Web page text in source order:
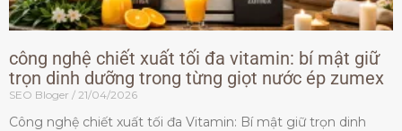
công nghệ chiết xuất tối đa vitamin: bí mật giữ
trọn dinh dưỡng trong từng giọt nước ép zumex
SEO Bloger 21/04/2026
Công nghệ chiết xuất tối đa Vitamin: Bí mật giữ trọn dinh